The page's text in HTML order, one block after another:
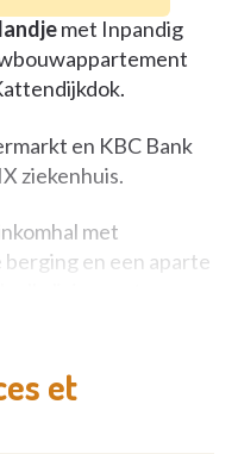
met Inpandig
en KBC Bank
ziekenhuis.
met
en een aparte
eenensuite
et